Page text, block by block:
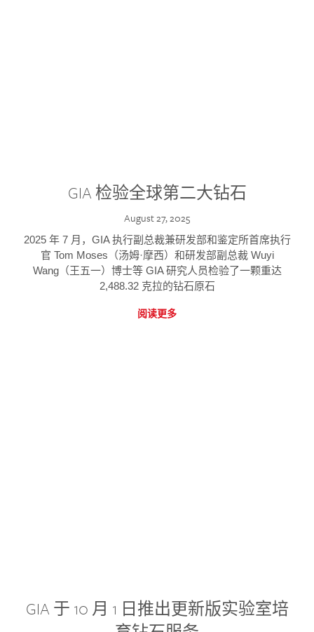
GIA 检验全球第二大钻石
August 27, 2025
2025 年 7 月，GIA 执行副总裁兼研发部和鉴定所首席执行
官 Tom Moses（汤姆·摩西）和研发部副总裁 Wuyi
Wang（王五一）博士等 GIA 研究人员检验了一颗重达
2,488.32 克拉的钻石原石
阅读更多
GIA 于 10 月 1 日推出更新版实验室培